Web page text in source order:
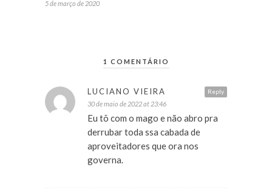
5 de março de 2020
1 COMENTÁRIO
Reply
LUCIANO VIEIRA
30 de maio de 2022 at 23:46
Eu tõ com o mago e não abro pra
derrubar toda ssa cabada de
aproveitadores que ora nos
governa.